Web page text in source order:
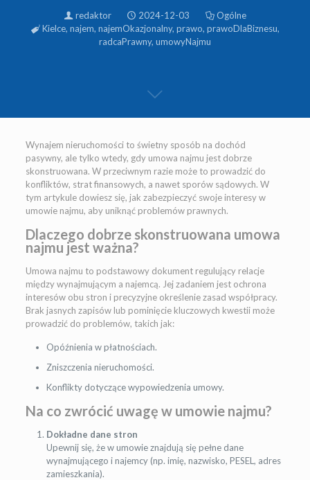
redaktor 2024-12-03
Ogólne
Kielce, najem, najemOkazjonalny, prawo, prawoDlaBiznesu,
radcaPrawny, umowyNajmu
Wynajem nieruchomości to świetny sposób na dochód
pasywny, ale tylko wtedy, gdy umowa najmu jest dobrze
skonstruowana. W przeciwnym razie może to prowadzić do
konfliktów, strat finansowych, a nawet sporów sądowych. W
tym artykule dowiesz się, jak zabezpieczyć swoje interesy w
umowie najmu, aby uniknąć problemów prawnych.
Dlaczego dobrze skonstruowana umowa
najmu jest ważna?
Umowa najmu to podstawowy dokument regulujący relacje
między wynajmującym a najemcą. Jej zadaniem jest ochrona
interesów obu stron i precyzyjne określenie zasad współpracy.
Brak jasnych zapisów lub pominięcie kluczowych kwestii może
prowadzić do problemów, takich jak:
Opóźnienia w płatnościach.
Zniszczenia nieruchomości.
Konflikty dotyczące wypowiedzenia umowy.
Na co zwrócić uwagę w umowie najmu?
Dokładne dane stron
Upewnij się, że w umowie znajdują się pełne dane
wynajmującego i najemcy (np. imię, nazwisko, PESEL, adres
zamieszkania).